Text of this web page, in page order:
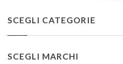
SCEGLI CATEGORIE
SCEGLI MARCHI